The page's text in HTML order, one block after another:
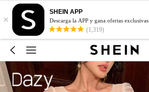
×
SHEIN APP
Descarga la APP y gana ofertas exclusivas
(1,319)